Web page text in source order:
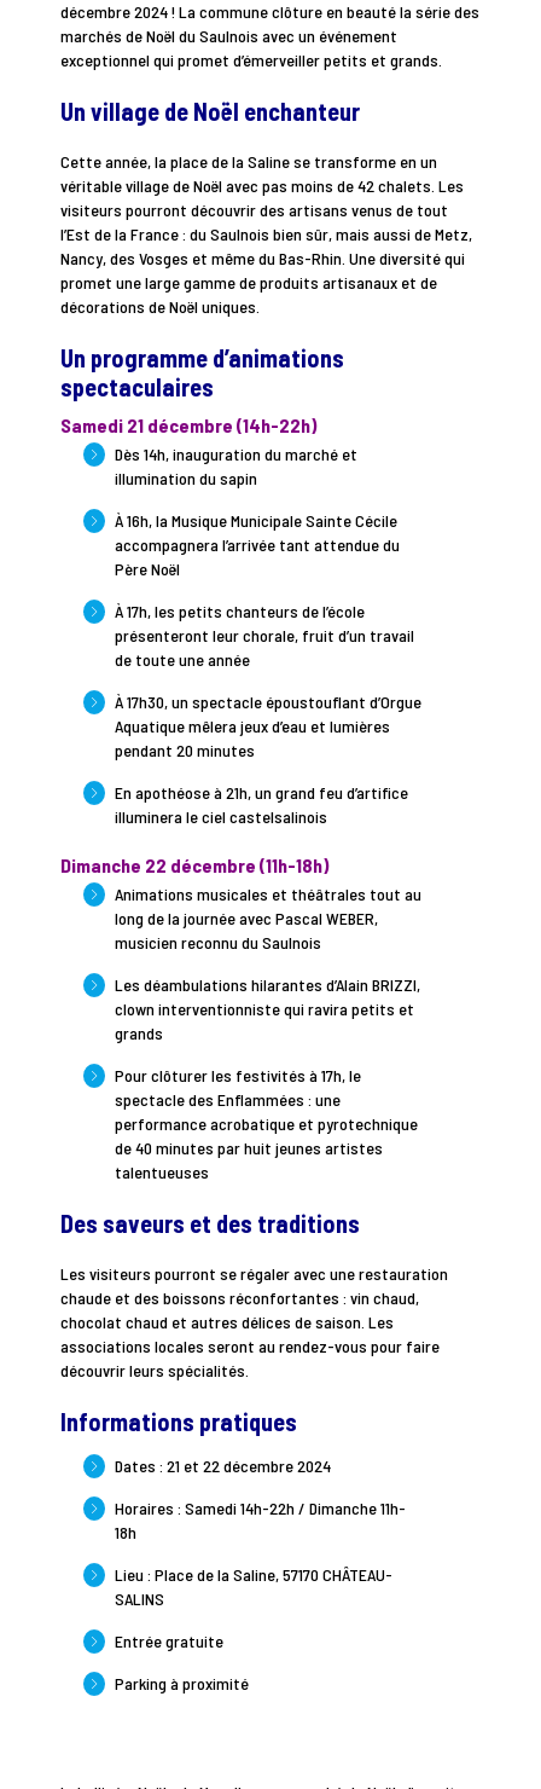
décembre 2024 ! La commune clôture en beauté la série des
marchés de Noël du Saulnois avec un événement
exceptionnel qui promet d’émerveiller petits et grands.
Un village de Noël enchanteur
Cette année, la place de la Saline se transforme en un
véritable village de Noël avec pas moins de 42 chalets. Les
visiteurs pourront découvrir des artisans venus de tout
l’Est de la France : du Saulnois bien sûr, mais aussi de Metz,
Nancy, des Vosges et même du Bas-Rhin. Une diversité qui
promet une large gamme de produits artisanaux et de
décorations de Noël uniques.
Un programme d’animations
spectaculaires
Samedi 21 décembre (14h-22h)
Dès 14h, inauguration du marché et
illumination du sapin
À 16h, la Musique Municipale Sainte Cécile
accompagnera l’arrivée tant attendue du
Père Noël
À 17h, les petits chanteurs de l’école
présenteront leur chorale, fruit d’un travail
de toute une année
À 17h30, un spectacle époustouflant d’Orgue
Aquatique mêlera jeux d’eau et lumières
pendant 20 minutes
En apothéose à 21h, un grand feu d’artifice
illuminera le ciel castelsalinois
Dimanche 22 décembre (11h-18h)
Animations musicales et théâtrales tout au
long de la journée avec Pascal WEBER,
musicien reconnu du Saulnois
Les déambulations hilarantes d’Alain BRIZZI,
clown interventionniste qui ravira petits et
grands
Pour clôturer les festivités à 17h, le
spectacle des Enflammées : une
performance acrobatique et pyrotechnique
de 40 minutes par huit jeunes artistes
talentueuses
Des saveurs et des traditions
Les visiteurs pourront se régaler avec une restauration
chaude et des boissons réconfortantes : vin chaud,
chocolat chaud et autres délices de saison. Les
associations locales seront au rendez-vous pour faire
découvrir leurs spécialités.
Informations pratiques
Dates : 21 et 22 décembre 2024
Horaires : Samedi 14h-22h / Dimanche 11h-
18h
Lieu : Place de la Saline, 57170 CHÂTEAU-
SALINS
Entrée gratuite
Parking à proximité